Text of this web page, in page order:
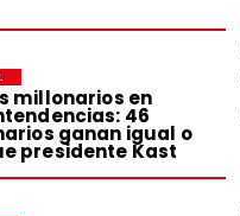
millonarios en
46
ganan igual o
presidente Kast